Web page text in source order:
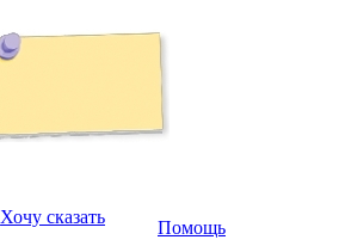
Хочу сказать
Помощь